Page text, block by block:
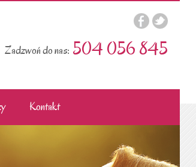
504 056 845
Zadzwoń do nas:
Kontakt